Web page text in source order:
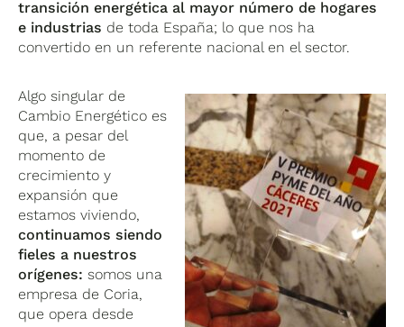
transición energética al mayor número de hogares
e industrias de toda España; lo que nos ha
convertido en un referente nacional en el sector.
Algo singular de
Cambio Energético es
que, a pesar del
momento de
crecimiento y
expansión que
estamos viviendo,
continuamos siendo
fieles a nuestros
orígenes: somos una
empresa de Coria,
que opera desde